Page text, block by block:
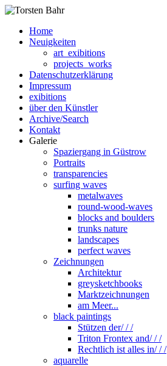
Home
Neuigkeiten
art_exibitions
projects_works
Datenschutzerklärung
Impressum
exibitions
über den Künstler
Archive/Search
Kontakt
Galerie
Spaziergang in Güstrow
Portraits
transparencies
surfing waves
metalwaves
round-wood-waves
blocks and boulders
trunks nature
landscapes
perfect waves
Zeichnungen
Architektur
greysketchbooks
Marktzeichnungen
am Meer...
black paintings
Stützen der/ / /
Triton Frontex and/ / /
Rechtlich ist alles in/ / /
aquarelle